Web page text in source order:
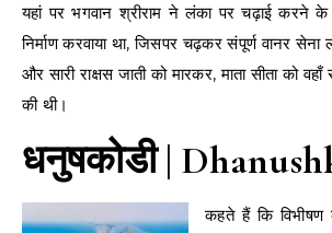
यहां पर भगवान श्रीराम ने लंका पर चढ़ाई करने
निर्माण करवाया था, जिसपर चढ़कर संपूर्ण वानर सेना
और सारी राक्षस जाती को मारकर, माता सीता को
की थी।
धनुषकोडी |
कहते हैं कि विभीषण